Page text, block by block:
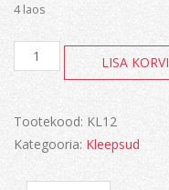
4 laos
Bohemian
butterflies
LISA KORVI
Tootekood: KL12
Kategooria: Kleepsud